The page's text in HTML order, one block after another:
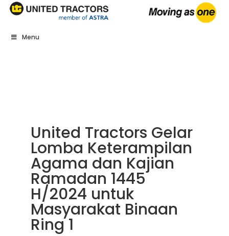
Menu
United Tractors Gelar
Lomba Keterampilan
Agama dan Kajian
Ramadan 1445
H/2024 untuk
Masyarakat Binaan
Ring 1